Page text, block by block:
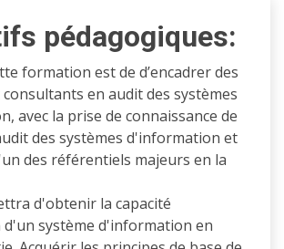
pédagogiques:
formation est de d’encadrer des
en audit des systèmes
avec la prise de connaissance de
des systèmes d'information et
des référentiels majeurs en la
d'obtenir la capacité
système d'information en